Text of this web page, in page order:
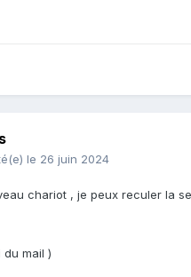
le 26 juin 2024
chariot , je peux reculer la
mail )